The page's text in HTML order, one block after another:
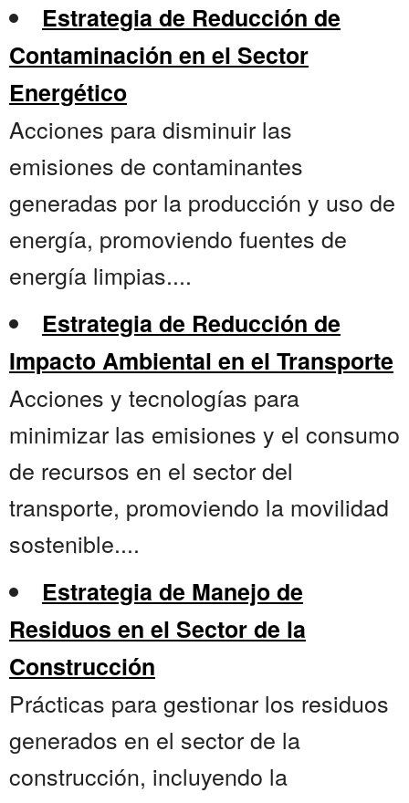
Estrategia de Reducción de
Contaminación en el Sector
Energético
Acciones para disminuir las
emisiones de contaminantes
generadas por la producción y uso de
energía, promoviendo fuentes de
energía limpias....
Estrategia de Reducción de
Impacto Ambiental en el Transporte
Acciones y tecnologías para
minimizar las emisiones y el consumo
de recursos en el sector del
transporte, promoviendo la movilidad
sostenible....
Estrategia de Manejo de
Residuos en el Sector de la
Construcción
Prácticas para gestionar los residuos
generados en el sector de la
construcción, incluyendo la